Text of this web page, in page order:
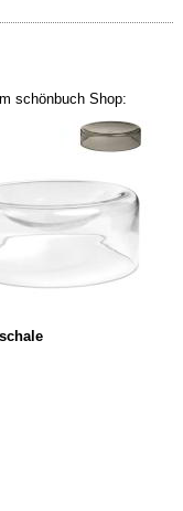
schönbuch Shop: